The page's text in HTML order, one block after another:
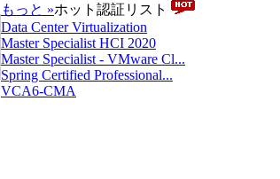
もっと »ホット認証リスト
Data Center Virtualization
Master Specialist HCI 2020
Master Specialist - VMware Cl...
Spring Certified Professional...
VCA6-CMA